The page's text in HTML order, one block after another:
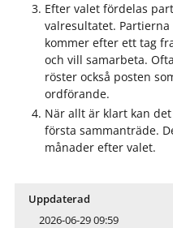
Efter valet fördelas
valresultatet.
kommer efter ett tag
och vill samarbeta.
röster också posten
ordförande.
När allt är klart kan
första sammanträde.
månader efter valet.
Uppdaterad
2026-06-29 09:59